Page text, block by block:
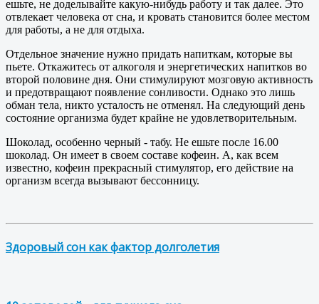
ешьте, не доделывайте какую-нибудь работу и так далее. Это
отвлекает человека от сна, и кровать становится более местом
для работы, а не для отдыха.
Отдельное значение нужно придать напиткам, которые вы
пьете. Откажитесь от алкоголя и энергетических напитков во
второй половине дня. Они стимулируют мозговую активность
и предотвращают появление сонливости. Однако это лишь
обман тела, никто усталость не отменял. На следующий день
состояние организма будет крайне не удовлетворительным.
Шоколад, особенно черный - табу. Не ешьте после 16.00
шоколад. Он имеет в своем составе кофеин. А, как всем
известно, кофеин прекрасный стимулятор, его действие на
организм всегда вызывают бессонницу.
Здоровый сон как фактор долголетия